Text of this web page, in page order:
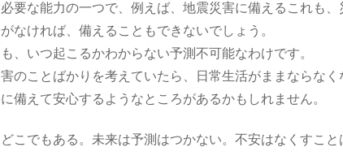
要な能力の一つで、例えば、地震災害に備えるこれも、
なければ、備えることもできないでしょう。
、いつ起こるかわからない予測不可能なわけです。
のことばかりを考えていたら、日常生活がままならなく
備えて安心するようなところがあるかもしれません。
こでもある。未来は予測はつかない。不安はなくすこ